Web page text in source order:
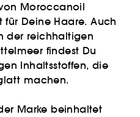
Moroccanoil
Deine Haare. Auch
der reichhaltigen
findest Du
Inhaltsstoffen, die
machen.
Marke beinhaltet